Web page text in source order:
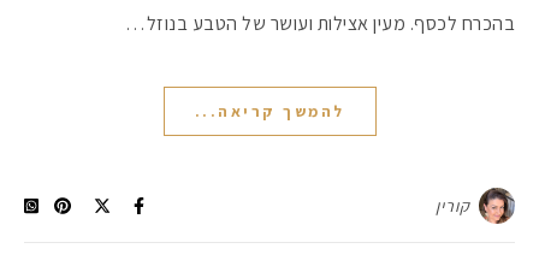
בהכרח לכסף. מעין אצילות ועושר של הטבע בנוזל…
להמשך קריאה...
קורין